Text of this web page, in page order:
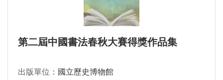
第二屆中國書法春秋大賽得獎作品集
出版單位： 國立歷史博物館